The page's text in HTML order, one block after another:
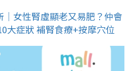
｜女性腎虛顯老又易肥？仲會
大症狀 補腎食療+按摩穴位